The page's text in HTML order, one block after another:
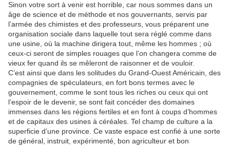
Sinon votre sort à venir est horrible, car nous sommes dans un
âge de science et de méthode et nos gouvernants, servis par
l’armée des chimistes et des professeurs, vous préparent une
organisation sociale dans laquelle tout sera réglé comme dans
une usine, où la machine dirigera tout, même les hommes ; où
ceux-ci seront de simples rouages que l’on changera comme de
vieux fer quand ils se mêleront de raisonner et de vouloir.
C’est ainsi que dans les solitudes du Grand-Ouest Américain, des
compagnies de spéculateurs, en fort bons termes avec le
gouvernement, comme le sont tous les riches ou ceux qui ont
l’espoir de le devenir, se sont fait concéder des domaines
immenses dans les régions fertiles et en font à coups d’hommes
et de capitaux des usines à céréales. Tel champ de culture a la
superficie d’une province. Ce vaste espace est confié à une sorte
de général, instruit, expérimenté, bon agriculteur et bon